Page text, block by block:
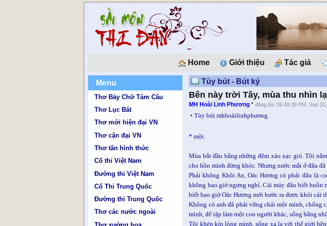
Home Giới thiệu Tác giả
Menu
Thơ Bảy Chữ Tám Câu
Thơ Lục Bát
Thơ mới hiện đại VN
Thơ cận đại VN
Thơ tân hình thức
Cổ thi Việt Nam
Đường thi Việt Nam
Cổ Thi Trung Quốc
Đường thi Trung Quốc
Thơ các nước ngoài
Tùy bút - Bút ký
Bên này trời Tây, mùa thu nhìn
MH Hoài Linh Phương *đăng lúc 06:48:39 PM, Sep 20,
• Tùy bút mhhoàilinhphương.
* một.
Mùa bắt đầu bằng những đêm xào xạc gió. Tôi
cho hồn mình đừng khóc. Nhưng nước mắt ở đâu
Phải không Khôi An, Oác Hương có phải đâu là
không bao giờ ngưng nghỉ. Cái máy đâu biết
biết bao giờ Oác Hương mới bước ra được khỏi cái
Không có anh đã phải vững chải một mình, chống
mình, để tập làm một con người khác, sống bằng
Tôi khép kín lòng mình, sống xa lạ với thế giới